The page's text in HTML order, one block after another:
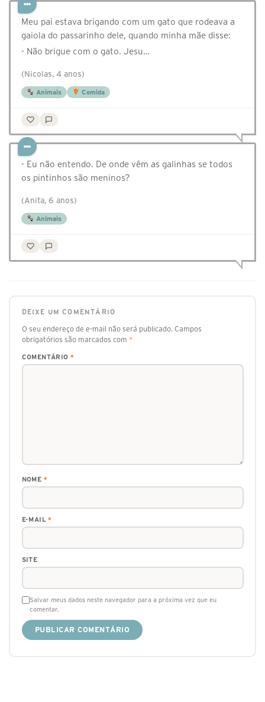
Meu pai estava brigando com um gato que rodeava a
gaiola do passarinho dele, quando minha mãe disse:
- Não brigue com o gato. Jesu…
(Nicolas, 4 anos)
Animais Comida
- Eu não entendo. De onde vêm as galinhas se todos
os pintinhos são meninos?
(Anita, 6 anos)
Animais
DEIXE UM COMENTÁRIO
O seu endereço de e-mail não será publicado. Campos
obrigatórios são marcados com *
COMENTÁRIO *
NOME *
E-MAIL*
SITE
Salvar meus dados neste navegador para a próxima vez que eu
comentar.